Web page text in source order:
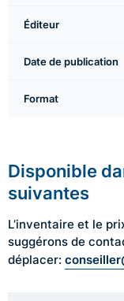
Éditeur
Date de publication
Format
Disponible
suivantes
L’inventaire et le
suggérons de
déplacer: